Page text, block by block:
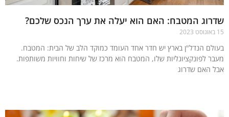
המטבח: האם הוא יעלה את ערך הנכס שלכם?
הנדל"ן בארץ יש חדר אחד העומד כמוקד הלב של הבית: המטבח.
לפונקציונליות שלו, המטבח הוא מרכז של שיחות וחוויות משותפות.
האם שדרוג